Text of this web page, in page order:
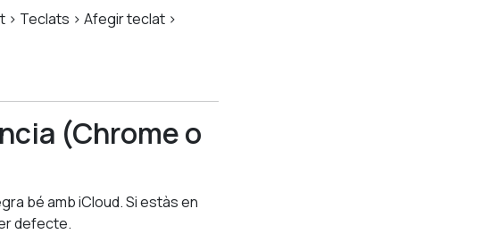
> Teclats > Afegir teclat >
(Chrome o
bé amb iCloud. Si estàs en
defecte.